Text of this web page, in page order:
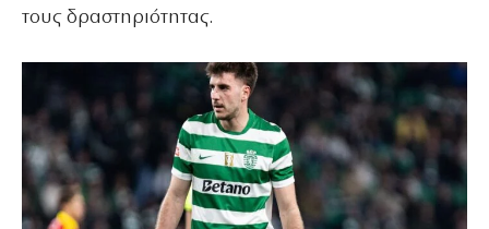
τους δραστηριότητας.